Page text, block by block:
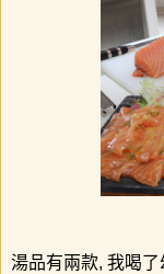
湯品有兩款, 我喝了